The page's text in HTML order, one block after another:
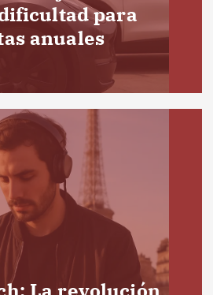
para
anuales
La revolución